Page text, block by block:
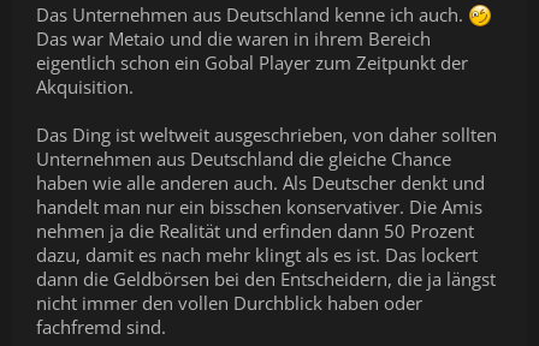
Das Unternehmen aus Deutschland kenne ich auch.
Das war Metaio und die waren in ihrem Bereich
eigentlich schon ein Gobal Player zum Zeitpunkt der
Akquisition.
Das Ding ist weltweit ausgeschrieben, von daher sollten
Unternehmen aus Deutschland die gleiche Chance
haben wie alle anderen auch. Als Deutscher denkt und
handelt man nur ein bisschen konservativer. Die Amis
nehmen ja die Realität und erfinden dann 50 Prozent
dazu, damit es nach mehr klingt als es ist. Das lockert
dann die Geldbörsen bei den Entscheidern, die ja längst
nicht immer den vollen Durchblick haben oder
fachfremd sind.